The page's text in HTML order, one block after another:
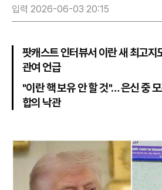
입력 2026-06-03 20:15
팟캐스트 인터뷰서 이란 새 최고지
관여 언급
"이란 핵 보유 안 할 것"… 은신 중
합의 낙관